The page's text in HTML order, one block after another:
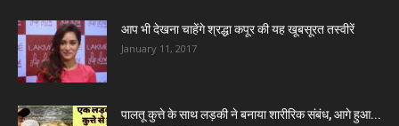
आप भी देखना चाहेंगे श्रद्धा कपूर की यह खूबसूरत तस्वीरें
January 11, 2017
पालतू कुत्ते के साथ लड़की ने बनाया शारीरिक संबंध, आगे हुआ...